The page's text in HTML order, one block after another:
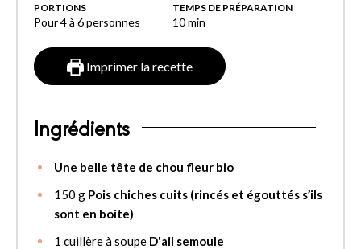
PORTIONS
Pour 4 à 6 personnes
TEMPS DE PRÉPARATION
10min
Imprimer la recette
Ingrédients
Une belle tête de chou fleur bio
150 g Pois chiches cuits (rincés et égouttés s’ils
sont en boite)
1 cuillère à soupe D'ail semoule